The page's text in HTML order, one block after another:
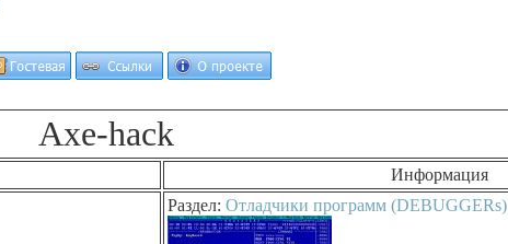
Axe-hack
Информация
Раздел: Отладчики программ (DEBUGGERs)